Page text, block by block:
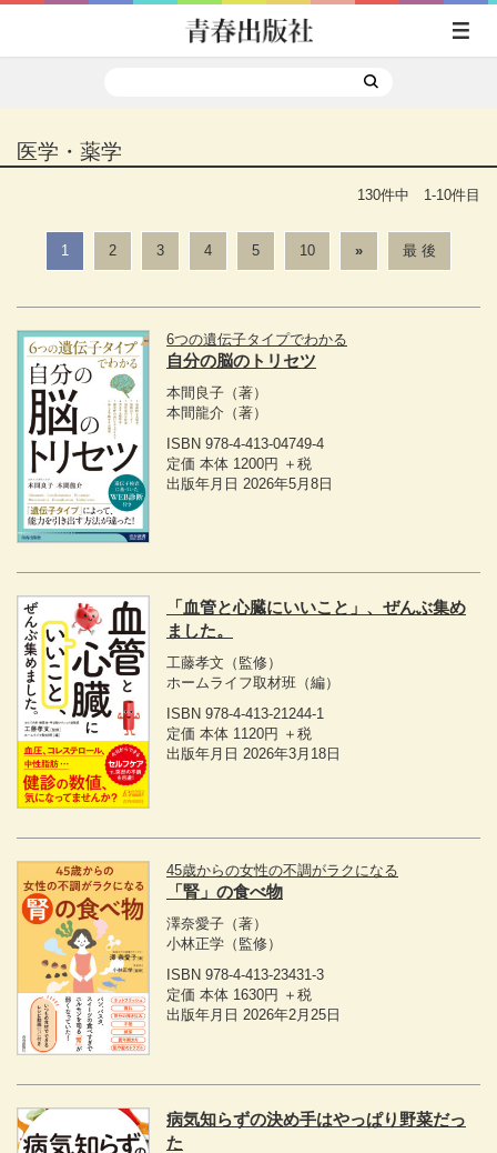
医学・薬学
130件中 1-10件目
1 2 3 4 5 10 » 最 後
6つの遺伝子タイプでわかる
自分の脳のトリセツ
本間良子 （著）
本間龍介 （著）
ISBN 978-4-413-04749-4
定価 本体 1200円 ＋税
出版年月日 2026年5月8日
「血管と心臓にいいこと」、ぜんぶ集め
ました。
工藤孝文 （監修）
ホームライフ取材班 （編）
ISBN 978-4-413-21244-1
定価 本体 1120円 ＋税
出版年月日 2026年3月18日
45歳からの女性の不調がラクになる
「腎」の食べ物
澤奈愛子 （著）
小林正学 （監修）
ISBN 978-4-413-23431-3
定価 本体 1630円 ＋税
出版年月日 2026年2月25日
病気知らずの決め手はやっぱり野菜だっ
た